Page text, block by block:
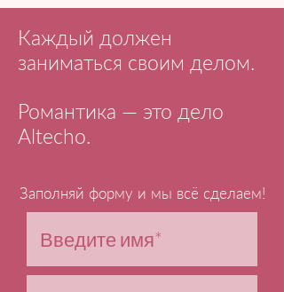
Каждый должен
заниматься своим делом.
Романтика — это дело
Altecho.
Заполняй форму и мы всё сделаем!